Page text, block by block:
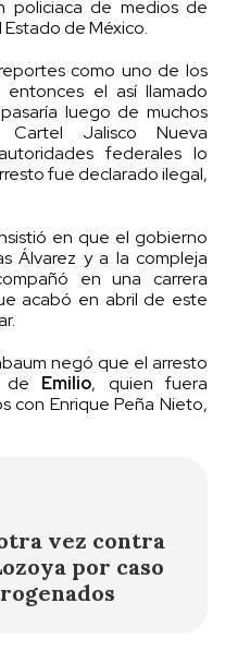
policiaca de medios de
de México.
como uno de los
el así llamado
luego de muchos
Jalisco Nueva
federales lo
fue declarado ilegal,
en que el gobierno
Álvarez y a la compleja
en una carrera
acabó en abril de este
negó que el arresto
de Emilio, quien fuera
con Enrique Peña Nieto,
vez contra
por caso